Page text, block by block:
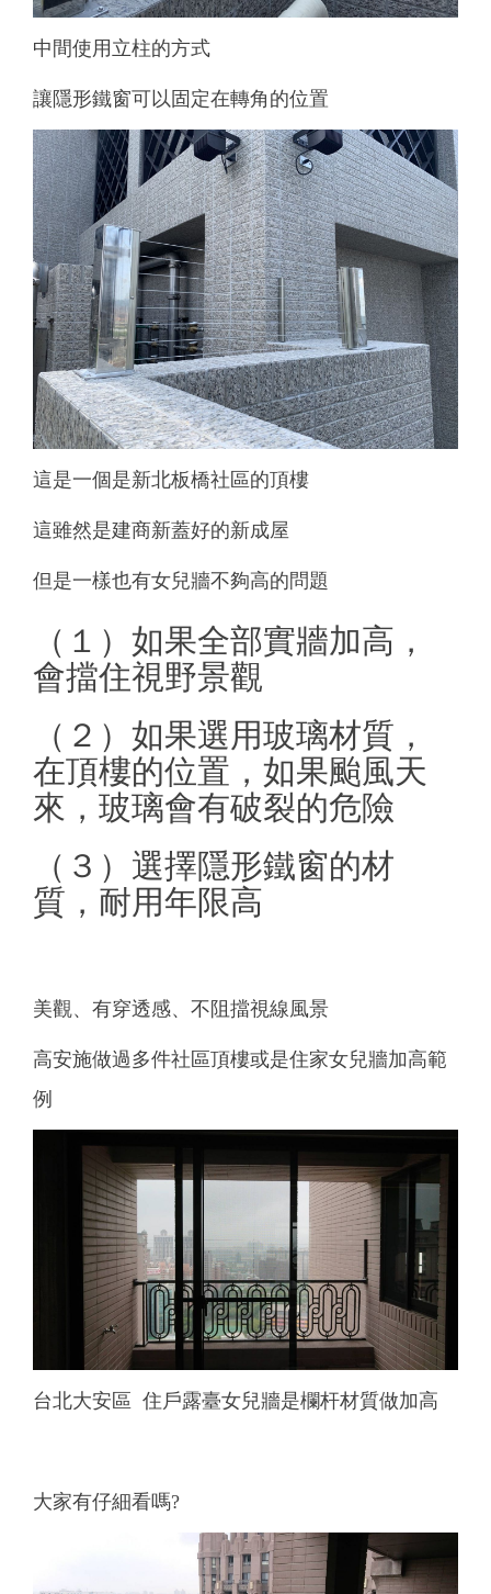
中間使用立柱的方式
讓隱形鐵窗可以固定在轉角的位置
這是一個是新北板橋社區的頂樓
這雖然是建商新蓋好的新成屋
但是一樣也有女兒牆不夠高的問題
（１）如果全部實牆加高，
會擋住視野景觀
（２）如果選用玻璃材質，
在頂樓的位置，如果颱風天
來，玻璃會有破裂的危險
（３）選擇隱形鐵窗的材
質，耐用年限高
美觀、有穿透感、不阻擋視線風景
高安施做過多件社區頂樓或是住家女兒牆加高範
例
台北大安區 住戶露臺女兒牆是欄杆材質做加高
大家有仔細看嗎?